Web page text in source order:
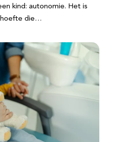
kind: autonomie. Het is
die…